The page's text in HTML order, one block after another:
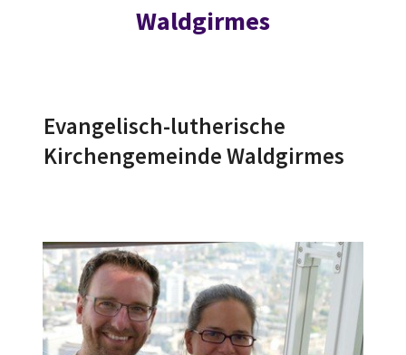
Waldgirmes
Evangelisch-lutherische
Kirchengemeinde Waldgirmes